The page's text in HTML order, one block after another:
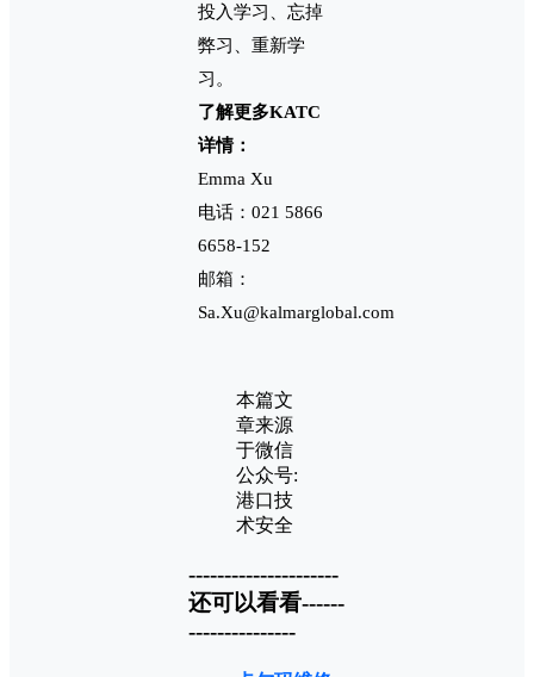
投入学习、忘掉
弊习、重新学
习。
了解更多KATC
详情：
Emma Xu
电话：021 5866
6658-152
邮箱：
Sa.Xu@kalmarglobal.com
本篇文
章来源
于微信
公众号:
港口技
术安全
---------------------
还可以看看------
---------------